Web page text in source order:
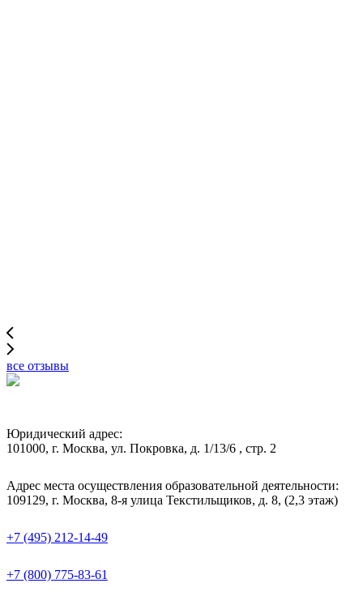
все отзывы
Юридический адрес:
101000, г. Москва, ул. Покровка, д. 1/13/6 , стр. 2
Адрес места осуществления образовательной деятельности:
109129, г. Москва, 8-я улица Текстильщиков, д. 8, (2,3 этаж)
+7 (495) 212-14-49
+7 (800) 775-83-61